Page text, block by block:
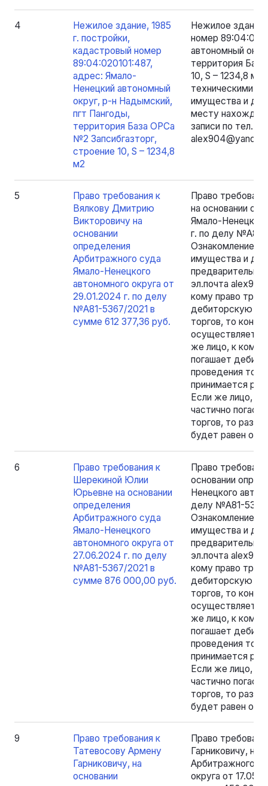
4
Нежилое здание, 1985
г. постройки,
кадастровый номер
89:04:020101:487,
адрес: Ямало-
Ненецкий автономный
округ, р-н Надымский,
пгт Пангоды,
территория База ОРСа
№2 Запсибгазторг,
строение 10, S – 1234,8
м2
Нежилое здание,
номер
автономный
территория
10, S – 1234,8
техническими
имущества и
месту
записи по тел.:
5
Право требования к
Вялкову Дмитрию
Викторовичу на
основании
определения
Арбитражного суда
Ямало-Ненецкого
автономного округа от
29.01.2024 г. по делу
№А81-5367/2021 в
сумме 612 377,36 руб.
Право
на основании
Ямало-
г. по делу
Ознакомление
имущества и
эл.почта
кому право
дебиторскую
торгов, то
осуществляет
же лицо, к кому
погашает
проведения
принимается
Если же лицо, к
частично
торгов, то
будет равен
6
Право требования к
Шерекиной Юлии
Юрьевне на основании
определения
Арбитражного суда
Ямало-Ненецкого
автономного округа от
27.06.2024 г. по делу
№А81-5367/2021 в
сумме 876 000,00 руб.
Право
основании
Ненецкого
делу №А81-
Ознакомление
имущества и
эл.почта
кому право
дебиторскую
торгов, то
осуществляет
же лицо, к кому
погашает
проведения
принимается
Если же лицо, к
частично
торгов, то
будет равен
9
Право требования к
Татевосову Армену
Гарниковичу, на
основании
Право
Гарниковичу, на
Арбитражного
округа от